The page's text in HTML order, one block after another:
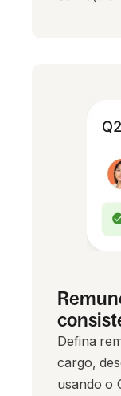
Defina
cargo,
usando o